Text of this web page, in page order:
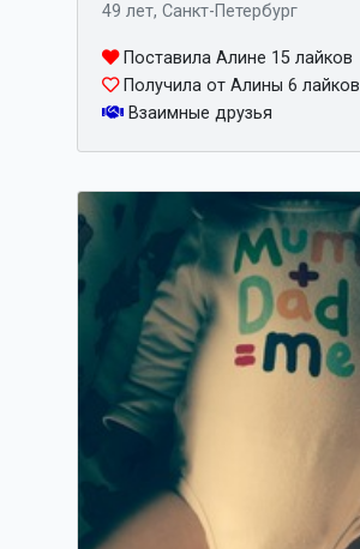
49 лет, Санкт-Петербург
Поставила Алине 15 лайков
Получила от Алины 6 лайков
Взаимные друзья